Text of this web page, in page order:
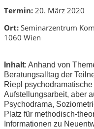
Termin: 20. März 2020
Ort: Seminarzentrum
1060 Wien
Inhalt: Anhand von
Beratungsalltag der
Riepl
Aufstellungsarbeit, aber
Psychodrama,
Platz für methodisch-
Informationen zu